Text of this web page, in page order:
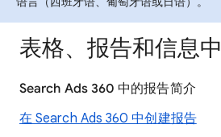
表格、报告和信息
Search Ads 360 中的报告简介
在 Search Ads 360 中创建报告